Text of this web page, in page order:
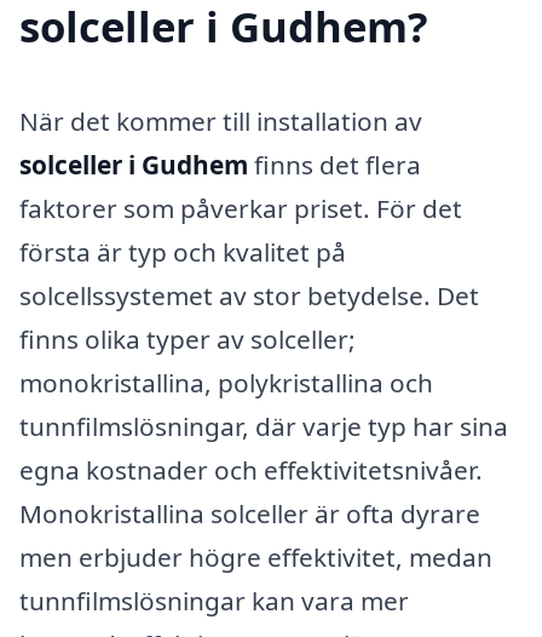
solceller i Gudhem?
När det kommer till installation av
solceller i Gudhem finns det flera
faktorer som påverkar priset. För det
första är typ och kvalitet på
solcellssystemet av stor betydelse. Det
finns olika typer av solceller;
monokristallina, polykristallina och
tunnfilmslösningar, där varje typ har sina
egna kostnader och effektivitetsnivåer.
Monokristallina solceller är ofta dyrare
men erbjuder högre effektivitet, medan
tunnfilmslösningar kan vara mer